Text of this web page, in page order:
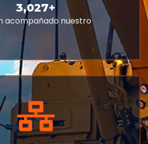
acompañado nuestro
3,027+